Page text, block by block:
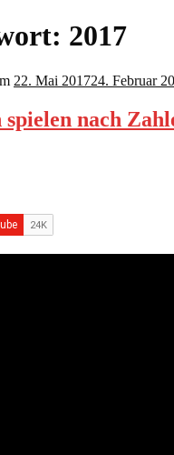
2017
22. Mai 201724. Februar
spielen nach